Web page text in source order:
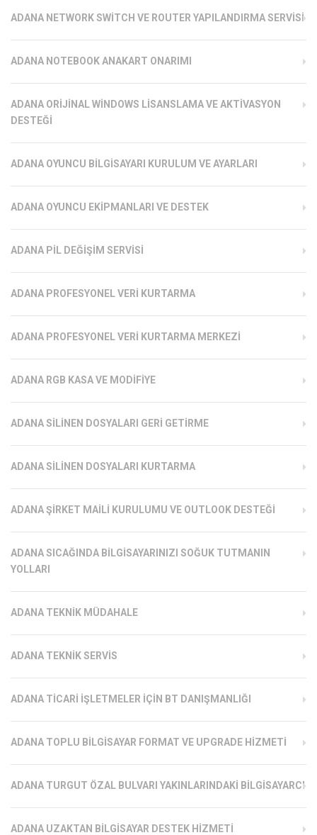
ADANA NETWORK SWITCH VE ROUTER YAPILANDIRMA SERVISI
ADANA NOTEBOOK ANAKART ONARIMI
ADANA ORIJINAL WINDOWS LISANSLAMA VE AKTIVASYON
DESTEĞI
ADANA OYUNCU BILGISAYARI KURULUM VE AYARLARI
ADANA OYUNCU EKIPMANLARI VE DESTEK
ADANA PIL DEĞIŞIM SERVISI
ADANA PROFESYONEL VERI KURTARMA
ADANA PROFESYONEL VERI KURTARMA MERKEZI
ADANA RGB KASA VE MODIFIYE
ADANA SILINEN DOSYALARI GERI GETIRME
ADANA SILINEN DOSYALARI KURTARMA
ADANA ŞIRKET MAILI KURULUMU VE OUTLOOK DESTEĞI
ADANA SICAĞINDA BILGISAYARINIZI SOĞUK TUTMANIN
YOLLARI
ADANA TEKNIK MÜDAHALE
ADANA TEKNIK SERVIS
ADANA TICARI İŞLETMELER İÇIN BT DANIŞMANLIĞI
ADANA TOPLU BILGISAYAR FORMAT VE UPGRADE HIZMETI
ADANA TURGUT ÖZAL BULVARI YAKINLARINDAKI BILGISAYARCI
ADANA UZAKTAN BILGISAYAR DESTEK HIZMETI